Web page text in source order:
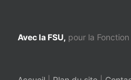
Avec la FSU, pour la